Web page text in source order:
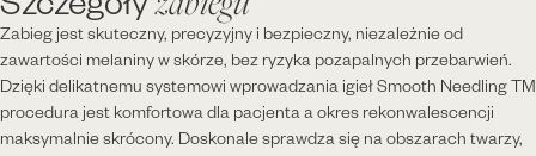
Zabieg jest skuteczny, precyzyjny i bezpieczny, niezależnie od
zawartości melaniny w skórze, bez ryzyka pozapalnych przebarwień.
Dzięki delikatnemu systemowi wprowadzania igieł Smooth Needling TM
procedura jest komfortowa dla pacjenta a okres rekonwalescencji
maksymalnie skrócony. Doskonale sprawdza się na obszarach twarzy,